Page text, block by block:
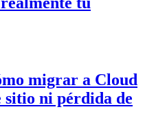
migrar a Cloud
sitio ni pérdida de